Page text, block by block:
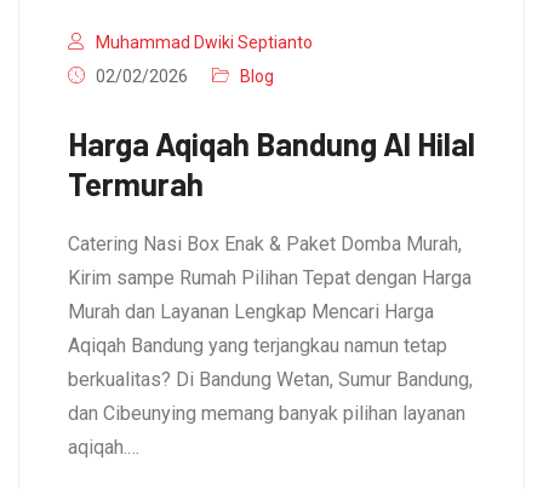
Muhammad Dwiki Septianto
02/02/2026
Blog
Harga Aqiqah Bandung Al Hilal
Termurah
Catering Nasi Box Enak & Paket Domba Murah,
Kirim sampe Rumah Pilihan Tepat dengan Harga
Murah dan Layanan Lengkap Mencari Harga
Aqiqah Bandung yang terjangkau namun tetap
berkualitas? Di Bandung Wetan, Sumur Bandung,
dan Cibeunying memang banyak pilihan layanan
aqiqah.…